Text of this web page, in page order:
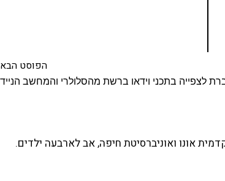
הפוסט הבא
לצפייה בתכני וידאו ברשת מהסלולרי והמחשב הנייד
אונו ואוניברסיטת חיפה, אב לארבעה ילדים.